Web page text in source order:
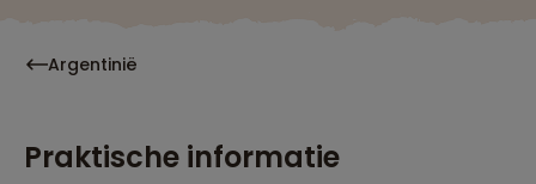
Argentinië
Praktische informatie